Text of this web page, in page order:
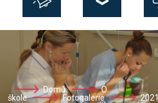
Domů
O
škole
Fotogalerie